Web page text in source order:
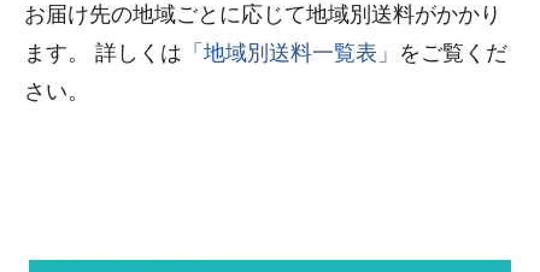
お届け先の地域ごとに応じて地域別送料がかかり
ます。 詳しくは 「地域別送料一覧表」 をご覧くだ
さい。